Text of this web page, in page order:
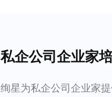
私企公司企业家
绚星为私企公司企业家